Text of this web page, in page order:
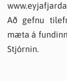
Að gefnu
mæta á
Stjórnin.